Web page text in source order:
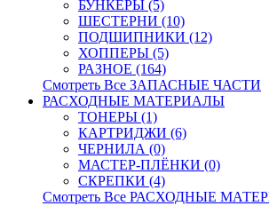
БУНКЕРЫ (5)
ШЕСТЕРНИ (10)
ПОДШИПНИКИ (12)
ХОППЕРЫ (5)
РАЗНОЕ (164)
Смотреть Все ЗАПАСНЫЕ ЧАСТИ
РАСХОДНЫЕ МАТЕРИАЛЫ
ТОНЕРЫ (1)
КАРТРИДЖИ (6)
ЧЕРНИЛА (0)
МАСТЕР-ПЛЁНКИ (0)
СКРЕПКИ (4)
Смотреть Все РАСХОДНЫЕ